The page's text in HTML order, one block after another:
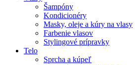
Šampóny
Kondicionéry
Masky, oleje a kúry na vlasy
Farbenie vlasov
Stylingové prípravky
Telo
Sprcha a kúpeľ